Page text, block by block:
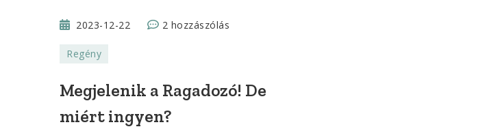
2023-12-22 2 hozzászólás
miért
Regény
Megjelenik a Ragadozó! De
miért ingyen?